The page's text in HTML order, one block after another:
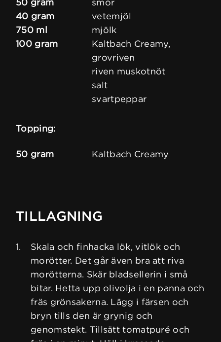
50 gram
smör
40 gram
vetemjöl
750 ml
mjölk
100 gram
Kaltbach Creamy,
grovriven
riven muskotnöt
salt
svartpeppar
Topping:
50 gram Kaltbach Creamy
TILLAGNING
Skala och finhacka lök, vitlök och
morötter. Det går även bra att riva
morötterna. Skär bladsellerin i små
bitar. Hetta upp olivolja i en panna och
fräs grönsakerna. Lägg i färsen och
bryn tills den är grynig och
genomstekt. Tillsätt tomatpuré och